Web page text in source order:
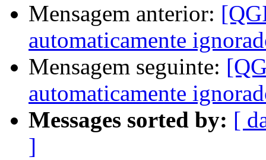
Mensagem anterior:
automaticamente
Mensagem seguinte:
automaticamente
Messages sorted by: [
]